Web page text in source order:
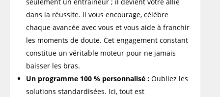
dans la réussite. Il vous encourage, célèbre
chaque avancée avec vous et vous aide à franchir
les moments de doute. Cet engagement constant
constitue un véritable moteur pour ne jamais
baisser les bras.
Un programme 100 % personnalisé : Oubliez les
solutions standardisées. Ici, tout est